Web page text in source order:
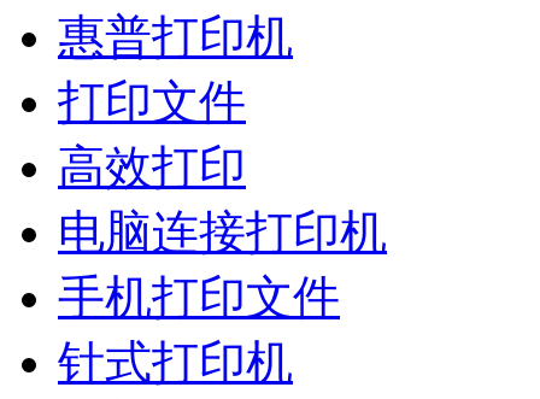
惠普打印机
打印文件
高效打印
电脑连接打印机
手机打印文件
针式打印机